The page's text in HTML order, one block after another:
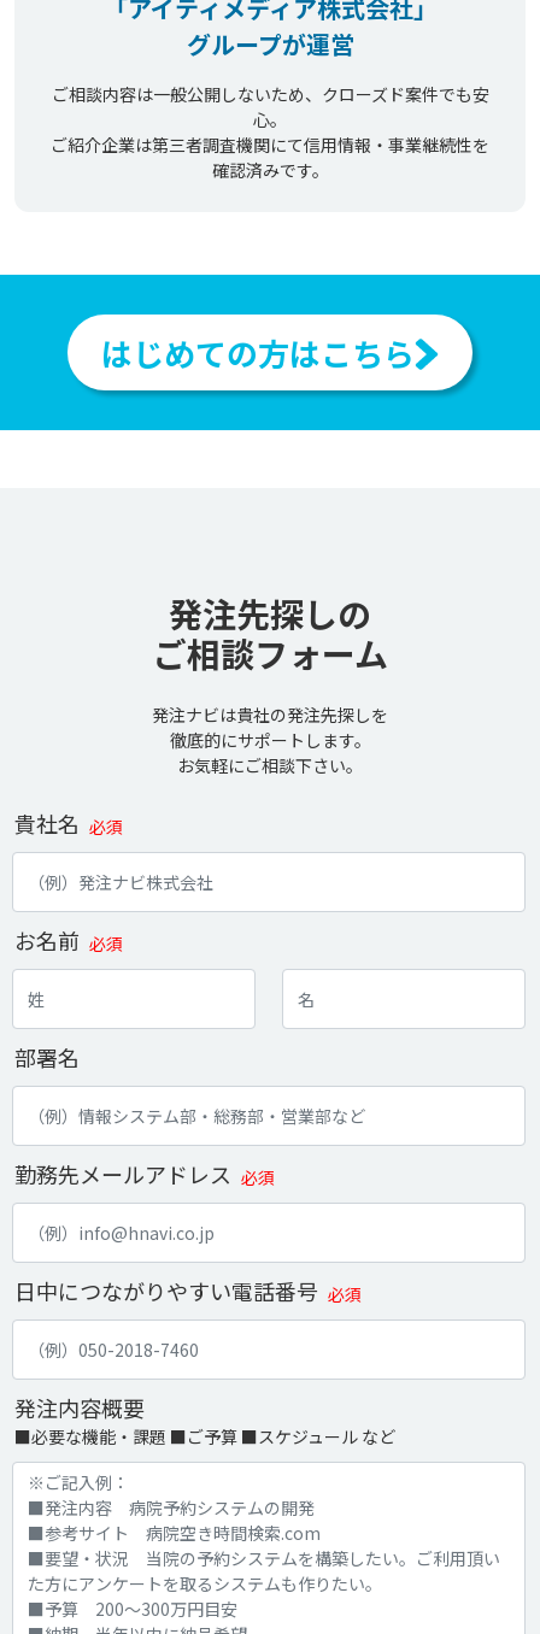
「アイティメディア株式会社」
グループが運営
ご相談内容は一般公開しないため、クローズド案件でも安
心。
ご紹介企業は第三者調査機関にて信用情報・事業継続性を
確認済みです。
はじめての方はこちら
発注先探しの
ご相談フォーム
発注ナビは貴社の発注先探しを
徹底的にサポートします。
お気軽にご相談下さい。
貴社名 必須
お名前 必須
部署名
勤務先メールアドレス 必須
日中につながりやすい電話番号 必須
発注内容概要
■必要な機能・課題 ■ご予算 ■スケジュール など